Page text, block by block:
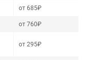
от 685₽
от 760₽
от 295₽